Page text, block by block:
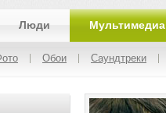
Люди Мультимедиа
Обои Саундтреки